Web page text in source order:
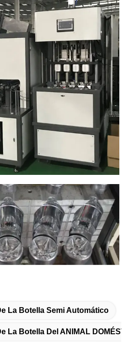
La Botella Semi Automático
La Botella Del ANIMAL